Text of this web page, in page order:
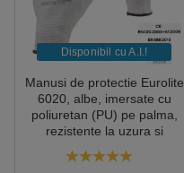
Disponibil cu A.I.​!
Manusi de protectie Eurolite
6020, albe, imersate cu
poliuretan (PU) pe palma,
rezistente la uzura si
Coverguard